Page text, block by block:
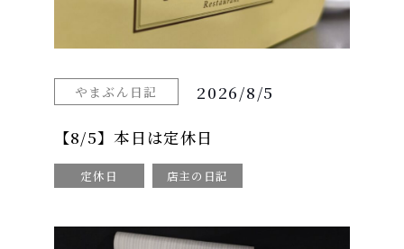
やまぶん日記 2026/8/5
【8/5】本日は定休日
定休日 店主の日記